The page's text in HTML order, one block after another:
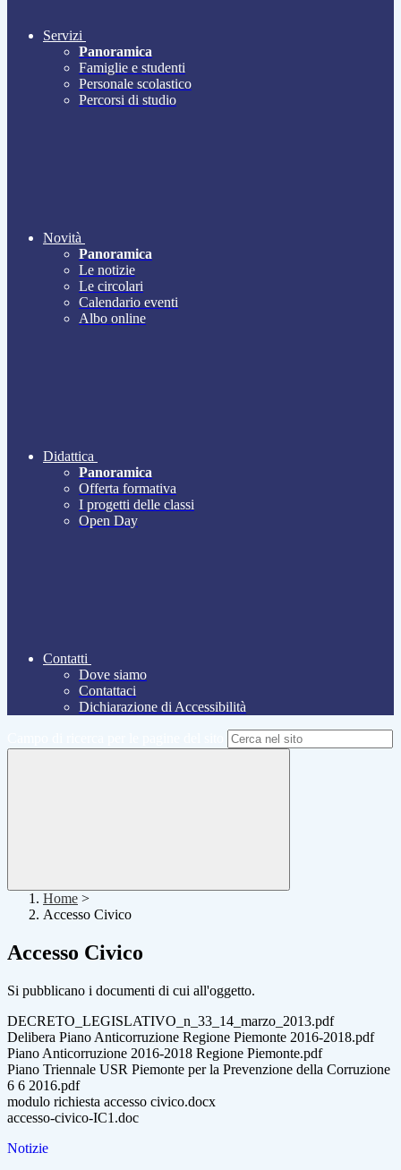
Servizi
Panoramica
Famiglie e studenti
Personale scolastico
Percorsi di studio
Novità
Panoramica
Le notizie
Le circolari
Calendario eventi
Albo online
Didattica
Panoramica
Offerta formativa
I progetti delle classi
Open Day
Contatti
Dove siamo
Contattaci
Dichiarazione di Accessibilità
Home >
Accesso Civico
Accesso Civico
Si pubblicano i documenti di cui all'oggetto.
DECRETO_LEGISLATIVO_n_33_14_marzo_2013.pdf
Delibera Piano Anticorruzione Regione Piemonte 2016-2018.pdf
Piano Anticorruzione 2016-2018 Regione Piemonte.pdf
Piano Triennale USR Piemonte per la Prevenzione della Corruzione
6 6 2016.pdf
modulo richiesta accesso civico.docx
accesso-civico-IC1.doc
Notizie